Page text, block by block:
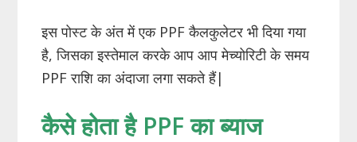
इस पोस्ट के अंत में एक PPF कैलकुलेटर भी दिया गया
है, जिसका इस्तेमाल करके आप आप मेच्योरिटी के समय
PPF राशि का अंदाजा लगा सकते हैं|
कैसे होता है PPF का ब्याज